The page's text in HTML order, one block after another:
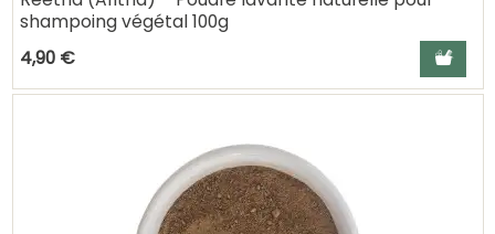
shampoing végétal 100g
4,90 €
Ajouter